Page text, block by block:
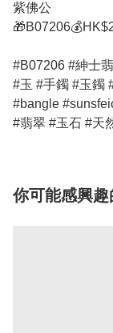
紫佛公
#B07206 #紳士
#玉 #手鐲 #玉鐲
#bangle
#翡翠 #玉石 #天
你可能感興趣